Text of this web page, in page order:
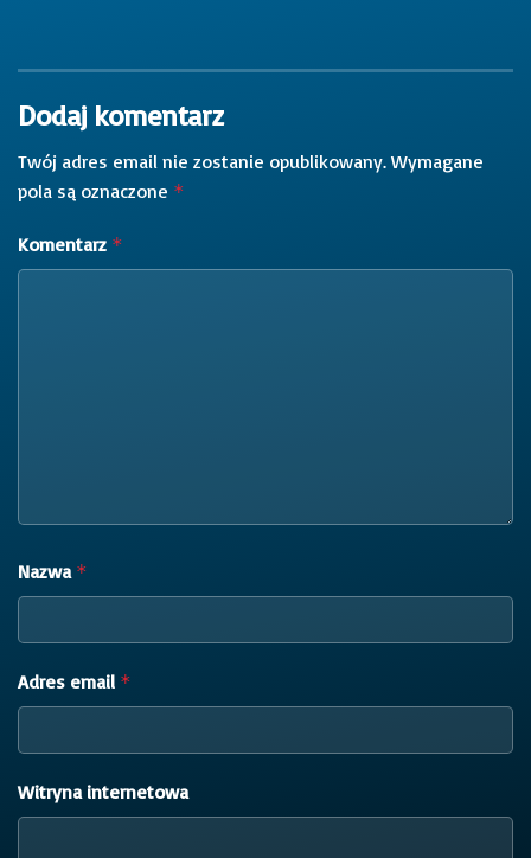
Dodaj komentarz
Twój adres email nie zostanie opublikowany. Wymagane
pola są oznaczone *
Komentarz *
Nazwa *
Adres email *
Witryna internetowa